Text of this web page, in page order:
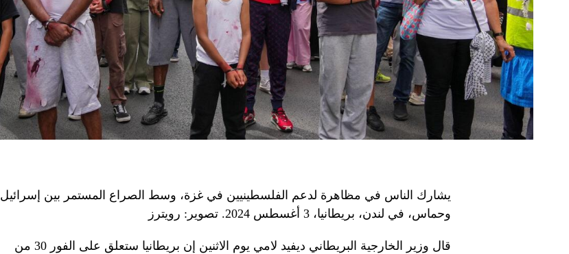
يشارك الناس في مظاهرة لدعم الفلسطينيين في غزة، وسط الصراع المستمر بين إسرائيل
وحماس، في لندن، بريطانيا، 3 أغسطس 2024. تصوير: رويترز
قال وزير الخارجية البريطاني ديفيد لامي يوم الاثنين إن بريطانيا ستعلق على الفور 30 ​​من